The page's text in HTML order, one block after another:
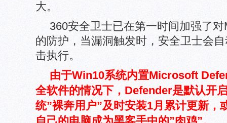
大。
360安全卫士已在第一时间加强了
的防护，当漏洞触发时，安全卫士会
击执行。
由于Win10系统内置Microsoft
全软件的情况下，Defender是默认开
统”裸奔用户”及时安装1月累计更新，